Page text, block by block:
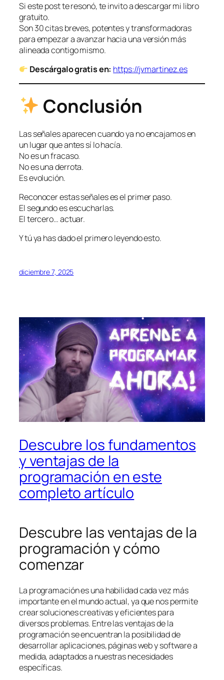
Si este post te resonó, te invito a descargar mi libro
gratuito.
Son 30 citas breves, potentes y transformadoras
para empezar a avanzar hacia una versión más
alineada contigo mismo.
Descárgalo gratis en: https://jvmartinez.es
Conclusión
Las señales aparecen cuando ya no encajamos en
un lugar que antes sí lo hacía.
No es un fracaso.
No es una derrota.
Es evolución.
Reconocer estas señales es el primer paso.
El segundo es escucharlas.
El tercero… actuar.
Y tú ya has dado el primero leyendo esto.
diciembre 7, 2025
Descubre los fundamentos
y ventajas de la
programación en este
completo artículo
Descubre las ventajas de la
programación y cómo
comenzar
La programación es una habilidad cada vez más
importante en el mundo actual, ya que nos permite
crear soluciones creativas y eficientes para
diversos problemas. Entre las ventajas de la
programación se encuentran la posibilidad de
desarrollar aplicaciones, páginas web y software a
medida, adaptados a nuestras necesidades
específicas.